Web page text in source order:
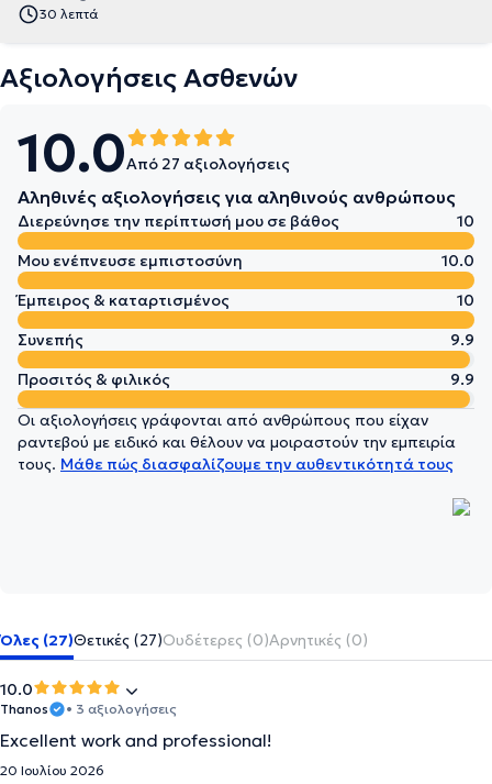
30 λεπτά
Αξιολογήσεις Ασθενών
10.0Από 27 αξιολογήσεις
Αληθινές αξιολογήσεις για αληθινούς ανθρώπους
Διερεύνησε την περίπτωσή μου σε βάθος
10
Μου ενέπνευσε εμπιστοσύνη
10.0
Έμπειρος & καταρτισμένος
10
Συνεπής
9.9
Προσιτός & φιλικός
9.9
Οι αξιολογήσεις γράφονται από ανθρώπους που είχαν
ραντεβού με ειδικό και θέλουν να μοιραστούν την εμπειρία
τους. Μάθε πώς διασφαλίζουμε την αυθεντικότητά τους
Όλες (27)Θετικές (27)Ουδέτερες (0)Αρνητικές (0)
10.0
Thanos • 3 αξιολογήσεις
Excellent work and professional!
20 Ιουλίου 2026